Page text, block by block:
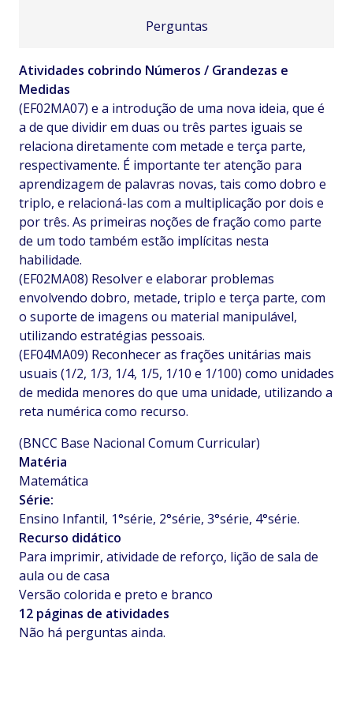
Perguntas
Atividades cobrindo Números / Grandezas e
Medidas
(EF02MA07) e a introdução de uma nova ideia, que é
a de que dividir em duas ou três partes iguais se
relaciona diretamente com metade e terça parte,
respectivamente. É importante ter atenção para
aprendizagem de palavras novas, tais como dobro e
triplo, e relacioná-las com a multiplicação por dois e
por três. As primeiras noções de fração como parte
de um todo também estão implícitas nesta
habilidade.
(EF02MA08) Resolver e elaborar problemas
envolvendo dobro, metade, triplo e terça parte, com
o suporte de imagens ou material manipulável,
utilizando estratégias pessoais.
(EF04MA09) Reconhecer as frações unitárias mais
usuais (1/2, 1/3, 1/4, 1/5, 1/10 e 1/100) como unidades
de medida menores do que uma unidade, utilizando a
reta numérica como recurso.
(BNCC Base Nacional Comum Curricular)
Matéria
Matemática
Série:
Ensino Infantil, 1°série, 2°série, 3°série, 4°série.
Recurso didático
Para imprimir, atividade de reforço, lição de sala de
aula ou de casa
Versão colorida e preto e branco
12 páginas de atividades
Não há perguntas ainda.